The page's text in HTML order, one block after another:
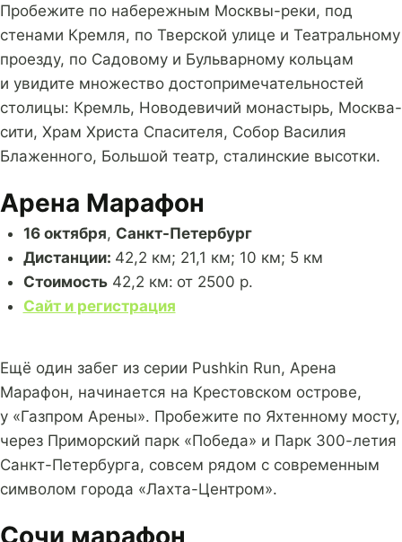
Пробежите по набережным Москвы-реки, под
стенами Кремля, по Тверской улице и Театральному
проезду, по Садовому и Бульварному кольцам
и увидите множество достопримечательностей
столицы: Кремль, Новодевичий монастырь, Москва-
сити, Храм Христа Спасителя, Собор Василия
Блаженного, Большой театр, сталинские высотки.
Арена Марафон
16 октября, Санкт-Петербург
Дистанции: 42,2 км; 21,1 км; 10 км; 5 км
Стоимость42,2 км: от 2500 р.
Сайт и регистрация
Ещё один забег из серии Pushkin Run, Арена
Марафон, начинается на Крестовском острове,
у «Газпром Арены». Пробежите по Яхтенному мосту,
через Приморский парк «Победа» и Парк 300-летия
Санкт-Петербурга, совсем рядом с современным
символом города «Лахта-Центром».